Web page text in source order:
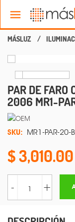
PAR DE
2006 MR1-
SKU: MR1-PAR-20-
3,010.00
- +